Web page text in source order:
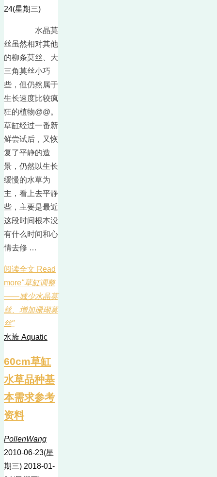
24(星期三)
水晶莫
丝虽然相对其他
的柳条莫丝、大
三角莫丝小巧
些，但仍然属于
生长速度比较疯
狂的植物@@。
草缸经过一番新
鲜尝试后，又恢
复了平静的造
景，仍然以生长
缓慢的水草为
主，看上去平静
些，主要是最近
这段时间根本没
有什么时间和心
情去修 …
阅读全文 Read
more"草缸调整
——减少水晶莫
丝、增加珊瑚莫
丝"
水族 Aquatic
60cm草缸
水草品种基
本需求参考
资料
PollenWang
2010-06-23(星
期三) 2018-01-